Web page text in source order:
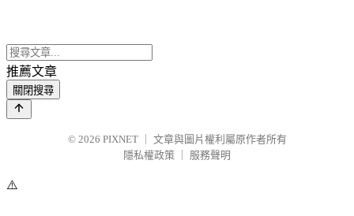
推薦文章
關閉搜尋
© 2026 PIXNET
文章與圖片權利屬原作者所有
隱私權政策
服務聲明
⚠️